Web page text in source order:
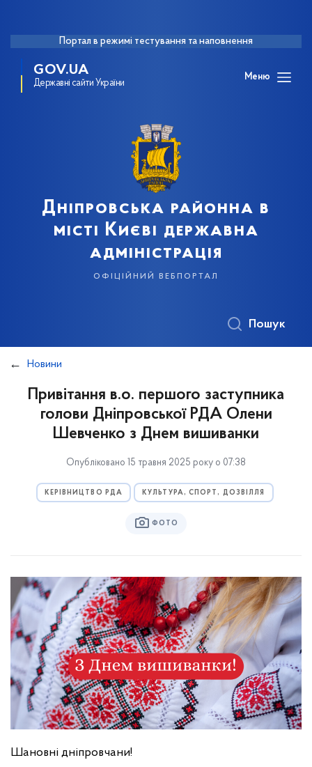
Портал в режимі тестування та наповнення
GOV.UA
Державні сайти України
Меню
Дніпровська районна в
місті Києві державна
адміністрація
офіційний вебпортал
Пошук
Новини
Привітання в.о. першого заступника
голови Дніпровської РДА Олени
Шевченко з Днем вишиванки
Опубліковано 15 травня 2025 року о 07:38
КЕРІВНИЦТВО РДА КУЛЬТУРА, СПОРТ, ДОЗВІЛЛЯ
ФОТО
Шановні дніпровчани!